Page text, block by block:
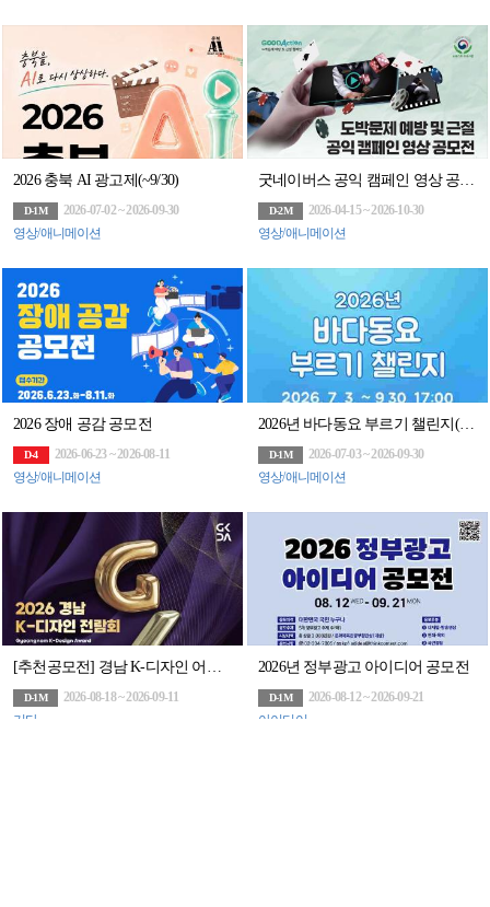
2026 충북 AI 광고제(~9/30)
D-1M
2026-07-02 ~ 2026-09-30
영상/애니메이션
굿네이버스 공익 캠페인 영상 공모전
D-2M
2026-04-15 ~ 2026-10-30
영상/애니메이션
2026 장애 공감 공모전
D-4
2026-06-23 ~ 2026-08-11
영상/애니메이션
2026년 바다동요 부르기 챌린지(~9/30)
D-1M
2026-07-03 ~ 2026-09-30
영상/애니메이션
D-1M
2026-08-18 ~ 2026-09-11
기타
2026년 정부광고 아이디어 공모전
D-1M
2026-08-12 ~ 2026-09-21
아이디어